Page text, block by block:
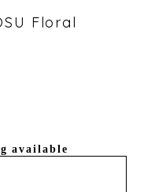
Floral
available